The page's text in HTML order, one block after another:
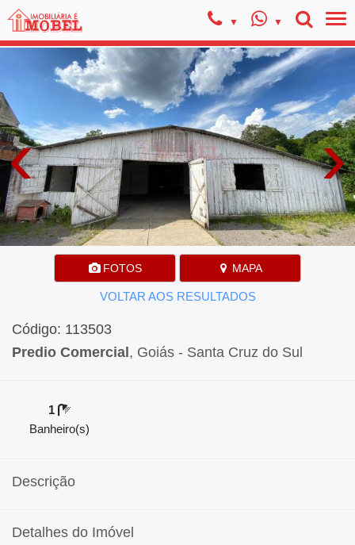
‹ ›
FOTOS MAPA
VOLTAR AOS RESULTADOS
Código: 113503
Predio Comercial , Goiás - Santa Cruz do Sul
1
Banheiro(s)
Descrição
Detalhes do Imóvel